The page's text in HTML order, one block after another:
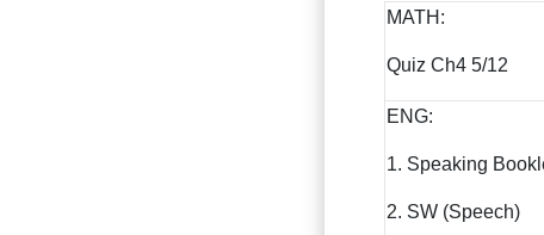
MATH:
Quiz Ch4 5/12
ENG:
1. Speaking
2. SW (Speech)